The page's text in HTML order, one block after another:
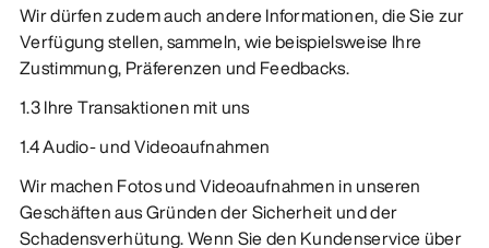
Wir dürfen zudem auch andere Informationen, die Sie zur
Verfügung stellen, sammeln, wie beispielsweise Ihre
Zustimmung, Präferenzen und Feedbacks.
1.3 Ihre Transaktionen mit uns
1.4 Audio- und Videoaufnahmen
Wir machen Fotos und Videoaufnahmen in unseren
Geschäften aus Gründen der Sicherheit und der
Schadensverhütung. Wenn Sie den Kundenservice über